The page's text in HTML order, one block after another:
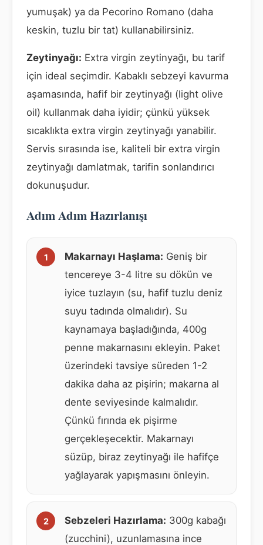
yumuşak) ya da Pecorino Romano (daha
keskin, tuzlu bir tat) kullanabilirsiniz.
Zeytinyağı: Extra virgin zeytinyağı, bu tarif
için ideal seçimdir. Kabaklı sebzeyi kavurma
aşamasında, hafif bir zeytinyağı (light olive
oil) kullanmak daha iyidir; çünkü yüksek
sıcaklıkta extra virgin zeytinyağı yanabilir.
Servis sırasında ise, kaliteli bir extra virgin
zeytinyağı damlatmak, tarifin sonlandırıcı
dokunuşudur.
Adım Adım Hazırlanışı
Makarnayı Haşlama: Geniş bir
tencereye 3-4 litre su dökün ve
iyice tuzlayın (su, hafif tuzlu deniz
suyu tadında olmalıdır). Su
kaynamaya başladığında, 400g
penne makarnasını ekleyin. Paket
üzerindeki tavsiye süreden 1-2
dakika daha az pişirin; makarna al
dente seviyesinde kalmalıdır.
Çünkü fırında ek pişirme
gerçekleşecektir. Makarnayı
süzüp, biraz zeytinyağı ile hafifçe
yağlayarak yapışmasını önleyin.
Sebzeleri Hazırlama: 300g kabağı
(zucchini), uzunlamasına ince